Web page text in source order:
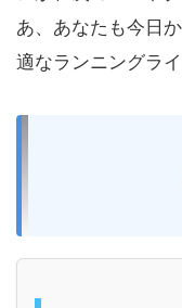
あ、あなたも今日
適なランニングラ